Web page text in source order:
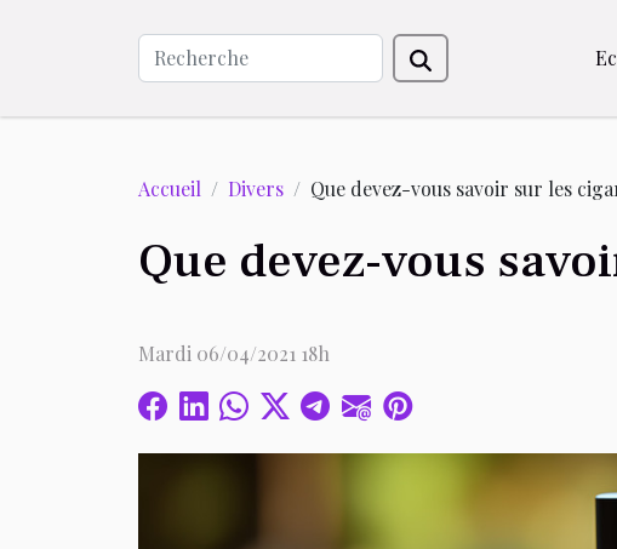
Accueil Divers Que devez-vous savoir sur les
Que devez-vous
Mardi 06/04/2021 18h